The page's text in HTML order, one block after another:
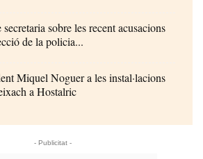
sobre les recent acusacions
de la policia...
Miquel Noguer a les instal·lacions
a Hostalric
- Publicitat -